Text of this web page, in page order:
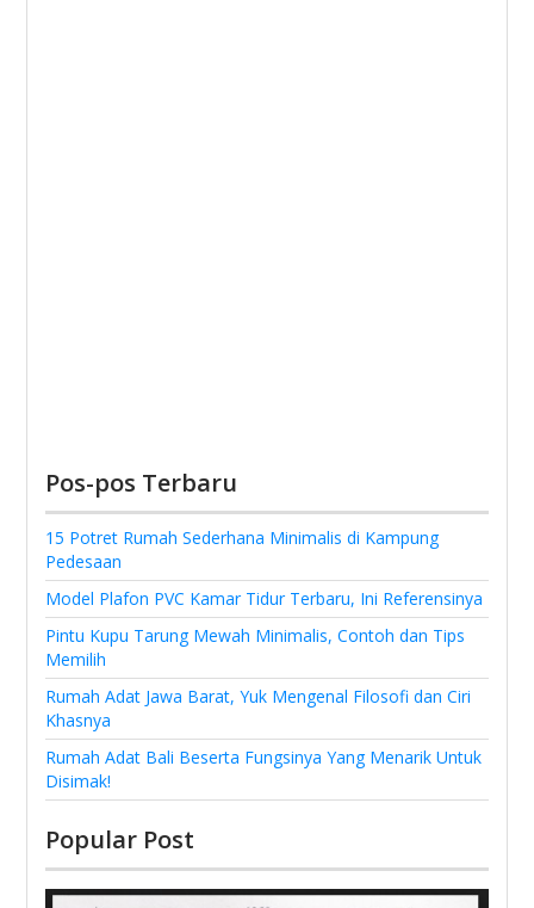
Pos-pos Terbaru
15 Potret Rumah Sederhana Minimalis di Kampung
Pedesaan
Model Plafon PVC Kamar Tidur Terbaru, Ini Referensinya
Pintu Kupu Tarung Mewah Minimalis, Contoh dan Tips
Memilih
Rumah Adat Jawa Barat, Yuk Mengenal Filosofi dan Ciri
Khasnya
Rumah Adat Bali Beserta Fungsinya Yang Menarik Untuk
Disimak!
Popular Post